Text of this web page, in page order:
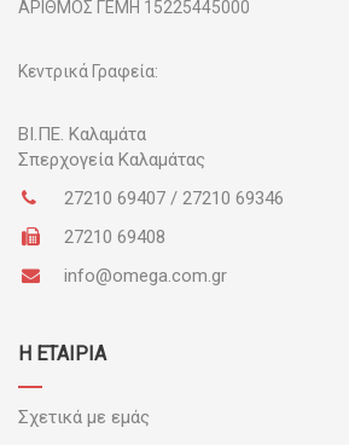
ΑΡΙΘΜΟΣ ΓΕΜΗ 15225445000
Κεντρικά Γραφεία:
ΒΙ.ΠΕ. Καλαμάτα
Σπερχογεία Καλαμάτας
27210 69407 / 27210 69346
27210 69408
info@omega.com.gr
Η ΕΤΑΙΡΙΑ
Σχετικά με εμάς